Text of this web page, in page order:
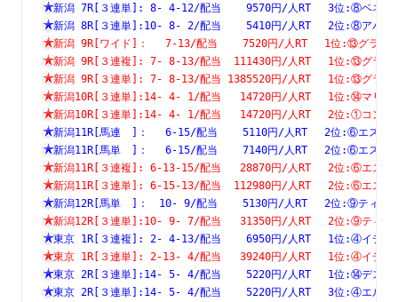
新潟 7R[３連単]: 8- 4-12/配当    9570円/人RT
新潟 8R[３連単]:10- 8- 2/配当    5410円/人RT　
新潟 9R[ワイド]：　 7-13/配当    7520円/人RT　 1位:⑬グラン
新潟 9R[３連複]: 7- 8-13/配当  111430円/人RT　 1位:⑬グラ
新潟 9R[３連単]: 7- 8-13/配当 1385520円/人RT　 1位:⑬グラ
新潟10R[３連単]:14- 4- 1/配当   14720円/人RT　 1位:⑭マリア
新潟10R[３連単]:14- 4- 1/配当   14720円/人RT　 2位:①コンフ
新潟11R[馬連　]：　 6-15/配当    5110円/人RT　 2位:⑥エス
新潟11R[馬単　]：　 6-15/配当    7140円/人RT　 2位:⑥エス
新潟11R[３連複]: 6-13-15/配当   28870円/人RT　 2位:⑥エス
新潟11R[３連単]: 6-15-13/配当  112980円/人RT　 2位:⑥エ
新潟12R[馬単　]：　10- 9/配当    5130円/人RT　
新潟12R[３連単]:10- 9- 7/配当   31350円/人RT　
東京 1R[３連複]: 2- 4-13/配当    6950円/人RT　 1
東京 1R[３連単]: 2-13- 4/配当   39240円/人RT　 1
東京 2R[３連単]:14- 5- 4/配当    5220円/人RT
東京 2R[３連単]:14- 5- 4/配当    5220円/人